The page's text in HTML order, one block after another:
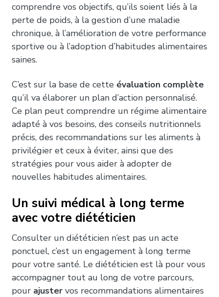
comprendre vos objectifs, qu’ils soient liés à la
perte de poids, à la gestion d’une maladie
chronique, à l’amélioration de votre performance
sportive ou à l’adoption d’habitudes alimentaires
saines.
C’est sur la base de cette évaluation complète
qu’il va élaborer un plan d’action personnalisé.
Ce plan peut comprendre un régime alimentaire
adapté à vos besoins, des conseils nutritionnels
précis, des recommandations sur les aliments à
privilégier et ceux à éviter, ainsi que des
stratégies pour vous aider à adopter de
nouvelles habitudes alimentaires.
Un suivi médical à long terme
avec votre diététicien
Consulter un diététicien n’est pas un acte
ponctuel, c’est un engagement à long terme
pour votre santé. Le diététicien est là pour vous
accompagner tout au long de votre parcours,
pour ajuster vos recommandations alimentaires